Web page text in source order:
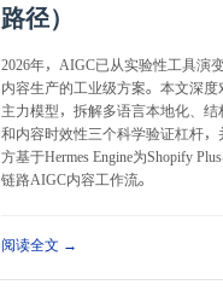
路径）
2026年，AIGC已从实验性工具演
内容生产的工业级方案。本文深度
主力模型，拆解多语言本地化、结
和内容时效性三个科学验证杠杆，
方基于Hermes Engine为Shopify
链路AIGC内容工作流。
阅读全文 →